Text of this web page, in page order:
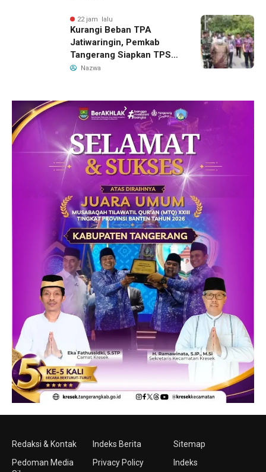
22 jam lalu
Kurangi Beban TPA
Jatiwaringin, Pemkab
Tangerang Siapkan TPS3R
Baru di Tigaraksa
Nazwa
Redaksi & Kontak
Pedoman Media
Indeks Berita
Privacy Policy
Sitemap
Indeks